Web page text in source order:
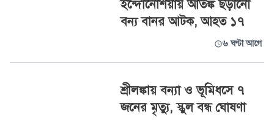
ইন্দোনেশিয়ায় আতঙ্ক ছড়ানো
বন্য বানর আটক, আহত ১৭
৬ ঘণ্টা আগে
শ্রীলঙ্কায় বন্যা ও ভূমিধসে ৭
জনের মৃত্যু, স্কুল বন্ধ ঘোষণা